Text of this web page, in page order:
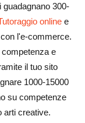
300-
online e
l'e-commerce.
e
il tuo sito
1000-15000
su competenze
arti creative.